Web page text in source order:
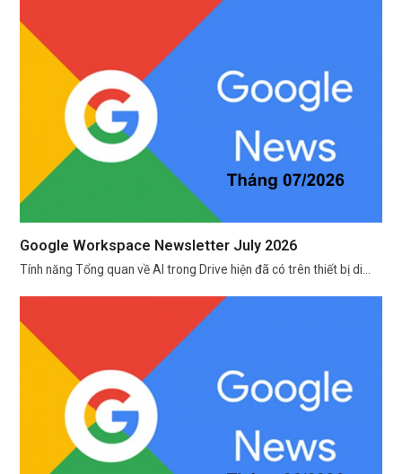
Google Workspace Newsletter July 2026
Tính năng Tổng quan về AI trong Drive hiện đã có trên thiết bị di…